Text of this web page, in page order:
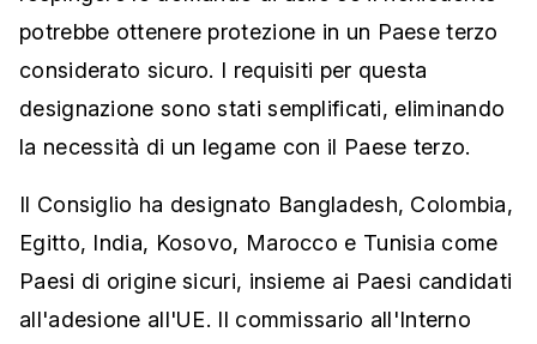
potrebbe ottenere protezione in un Paese terzo
considerato sicuro. I requisiti per questa
designazione sono stati semplificati, eliminando
la necessità di un legame con il Paese terzo.
Il Consiglio ha designato Bangladesh, Colombia,
Egitto, India, Kosovo, Marocco e Tunisia come
Paesi di origine sicuri, insieme ai Paesi candidati
all'adesione all'UE. Il commissario all'Interno